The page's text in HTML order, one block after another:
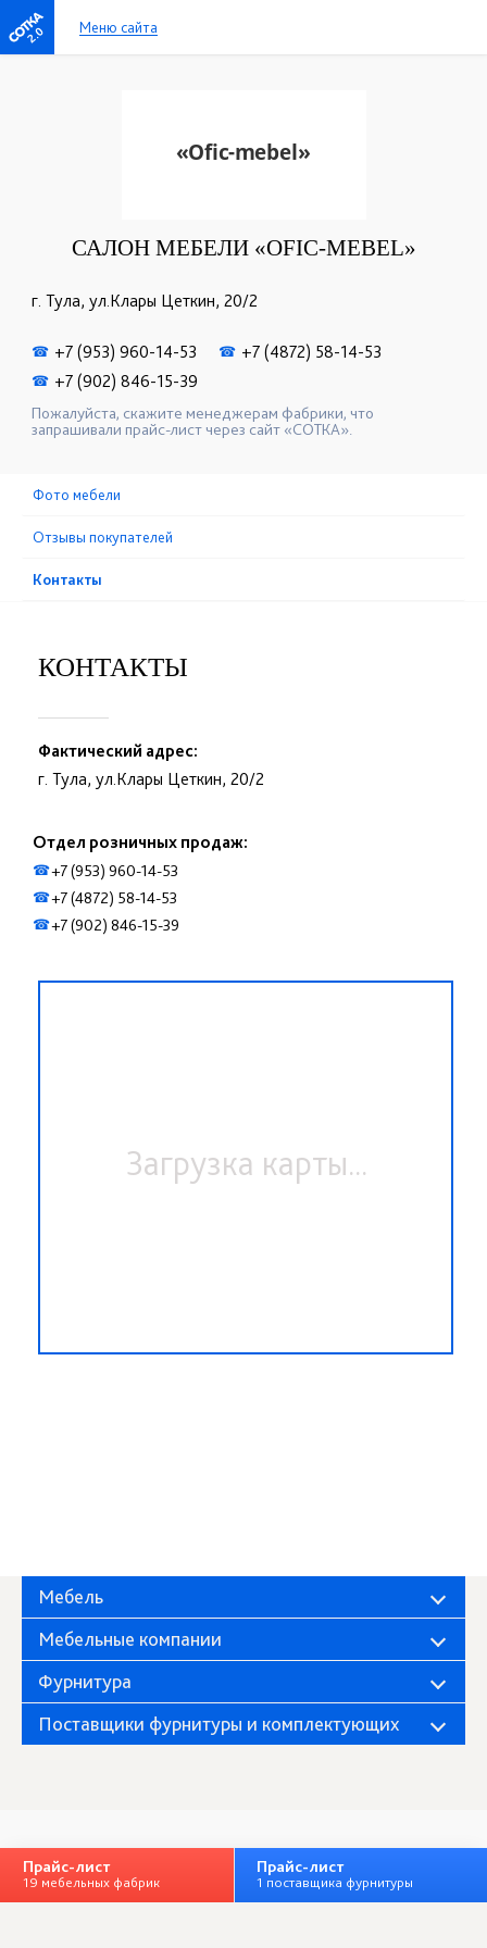
2.0 Меню сайта
САЛОН МЕБЕЛИ «OFIC-MEBEL»
г. Тула, ул.Клары Цеткин, 20/2
☎ +7 (953) 960-14-53 ☎ +7 (4872) 58-14-53
☎ +7 (902) 846-15-39
Пожалуйста, скажите менеджерам фабрики, что
запрашивали прайс-лист через сайт «СОТКА».
Фото мебели
Отзывы покупателей
Контакты
КОНТАКТЫ
Фактический адрес:
г. Тула, ул.Клары Цеткин, 20/2
Отдел розничных продаж:
☎+7 (953) 960-14-53
☎+7 (4872) 58-14-53
☎+7 (902) 846-15-39
Загрузка карты...
Мебель
Мебельные компании
Фурнитура
Поставщики фурнитуры и комплектующих
Фабрика «Миндаль» О компании
Полная версия Личный кабинет
Прайс-лист
19 мебельных фабрик
Прайс-лист
1 поставщика фурнитуры